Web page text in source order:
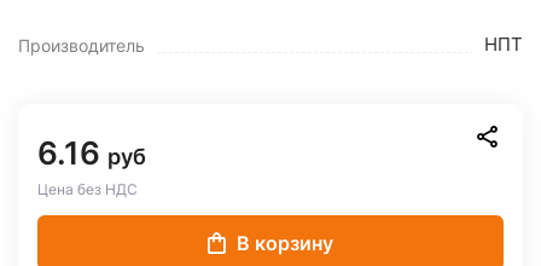
Производитель НПТ
6.16 руб
Цена без НДС
В корзину